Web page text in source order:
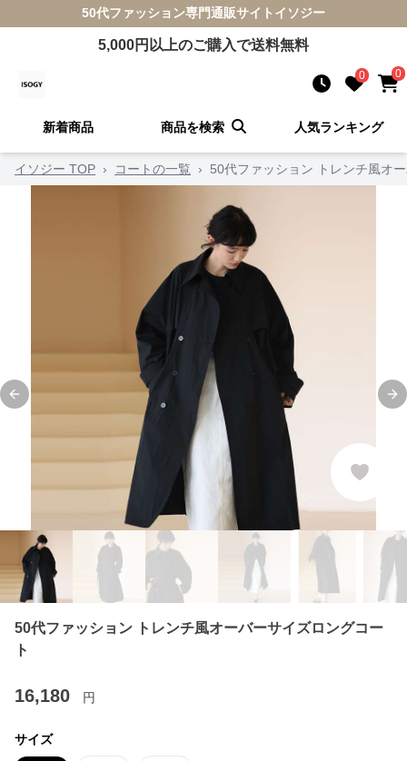
50代ファッション専門通販サイト イソジー
5,000円以上のご購入で送料無料
0 0
新着商品 商品を検索 人気ランキング
イソジー TOP › コートの一覧 › 50代ファッション トレンチ風オ
Previous slide
50代ファッション トレンチ風オーバーサイズロングコー
ト
16,180 円
サイズ